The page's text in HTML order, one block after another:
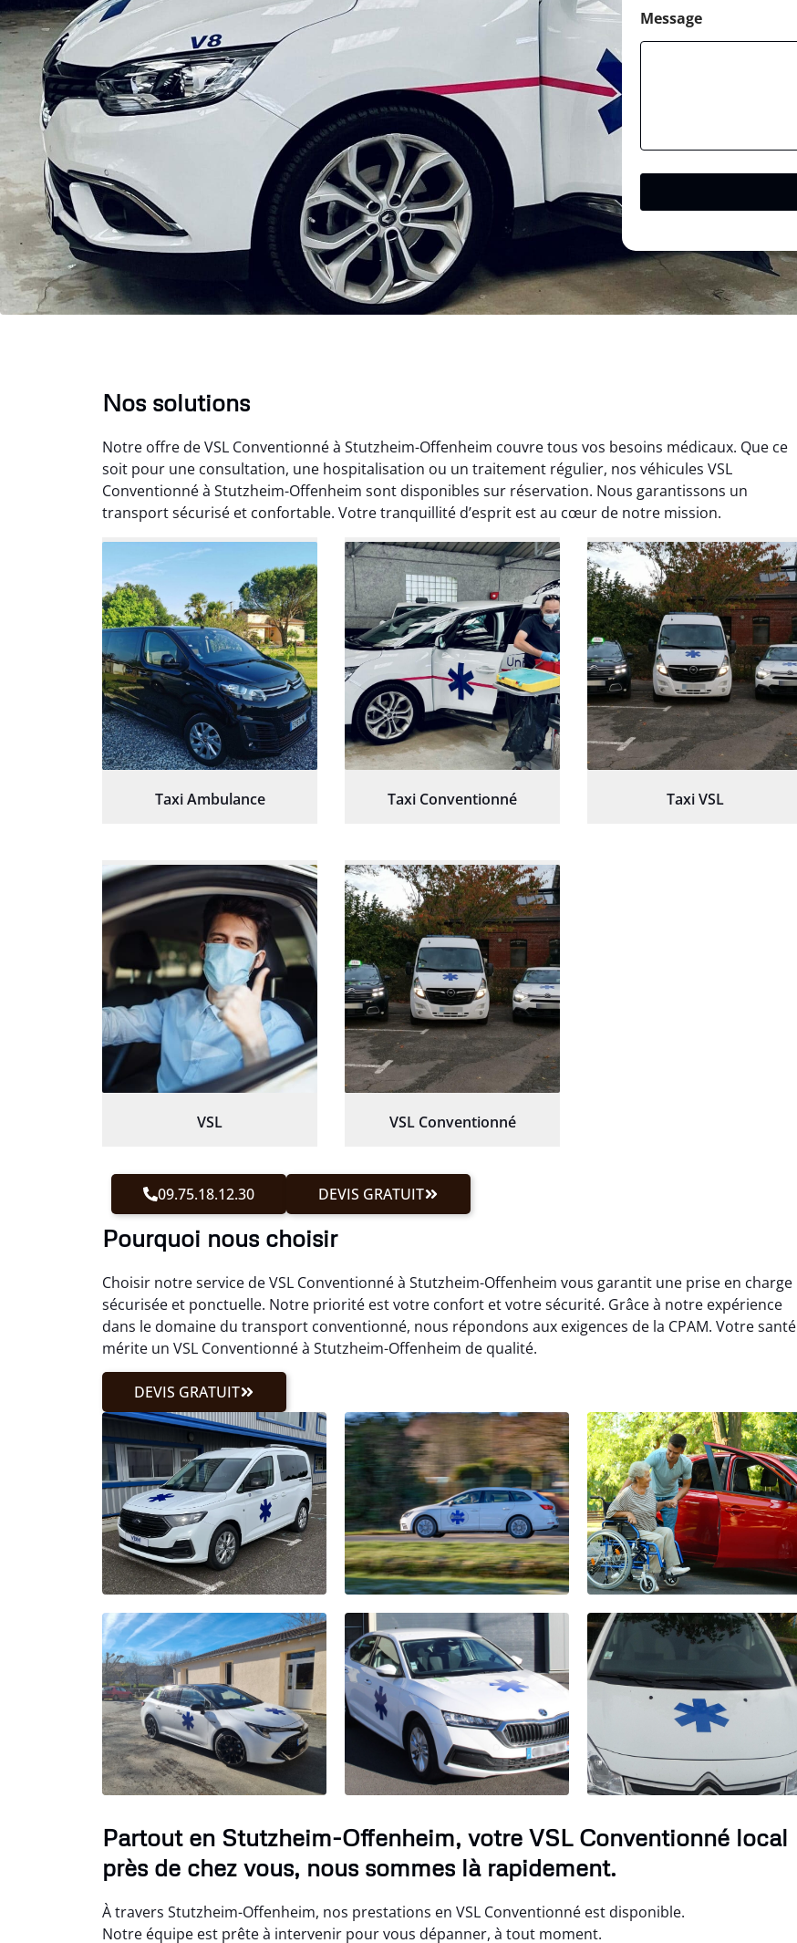
Message
Nos solutions
Notre offre de VSL Conventionné à Stutzheim-Offenheim couvre tous vos besoins médicaux. Que ce
soit pour une consultation, une hospitalisation ou un traitement régulier, nos véhicules VSL
Conventionné à Stutzheim-Offenheim sont disponibles sur réservation. Nous garantissons un
transport sécurisé et confortable. Votre tranquillité d’esprit est au cœur de notre mission.
Taxi Ambulance Taxi Conventionné Taxi VSL
VSL VSL Conventionné
09.75.18.12.30 DEVIS GRATUIT
Pourquoi nous choisir
Choisir notre service de VSL Conventionné à Stutzheim-Offenheim vous garantit une prise en charge
sécurisée et ponctuelle. Notre priorité est votre confort et votre sécurité. Grâce à notre expérience
dans le domaine du transport conventionné, nous répondons aux exigences de la CPAM. Votre santé
mérite un VSL Conventionné à Stutzheim-Offenheim de qualité.
DEVIS GRATUIT
Partout en Stutzheim-Offenheim, votre VSL Conventionné local
près de chez vous, nous sommes là rapidement.
À travers Stutzheim-Offenheim, nos prestations en VSL Conventionné est disponible.
Notre équipe est prête à intervenir pour vous dépanner, à tout moment.
Arnaud Deschamps
30 janvier 2025
Très satisfait du transport,
tout s’est bien déroulé.
Chauffeur à l’écoute et
patient.
Jérémy Ferrand
8 septembre 2024
Transport ponctuel et
personnel très attentionné.
Très satisfait du service.